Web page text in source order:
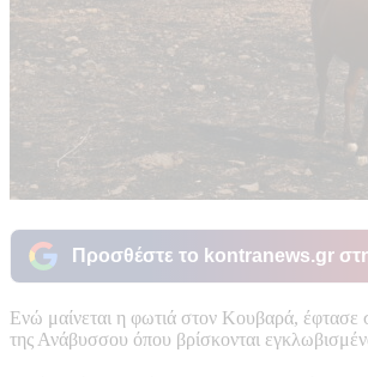
Προσθέστε το kontranews.gr
Ενώ μαίνεται η φωτιά στον Κουβαρά, έφτασε
της Ανάβυσσου όπου βρίσκονται